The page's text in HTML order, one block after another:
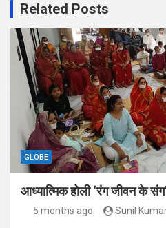
Related Posts
GLOBE
आध्यात्मिक होली ‘रंग जीवन के
5 months ago Sunil